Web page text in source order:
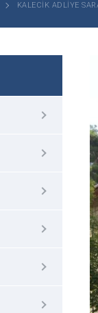
KALECIK ADLIYE